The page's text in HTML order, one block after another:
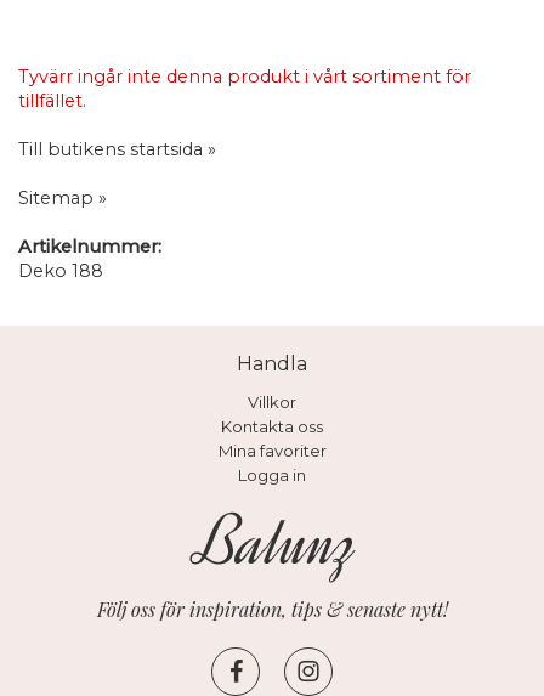
Tyvärr ingår inte denna produkt i vårt sortiment för
tillfället.
Till butikens startsida »
Sitemap »
Artikelnummer:
Deko 188
Handla
Villkor
Kontakta oss
Mina favoriter
Logga in
Följ oss för inspiration, tips & senaste nytt!